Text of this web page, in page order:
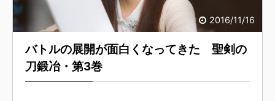
2016/11/16
バトルの展開が面白くなってきた 聖剣の
刀鍛冶・第3巻